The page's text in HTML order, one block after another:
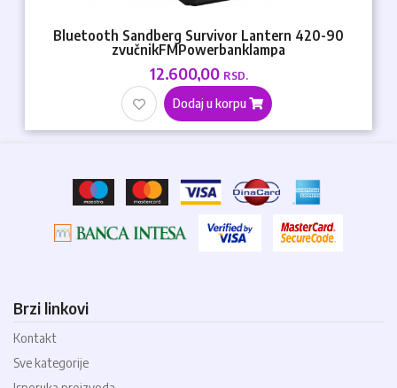
Bluetooth Sandberg Survivor Lantern 420-90
zvučnikFMPowerbanklampa
12.600,00 RSD.
Dodaj u korpu
Brzi linkovi
Kontakt
Sve kategorije